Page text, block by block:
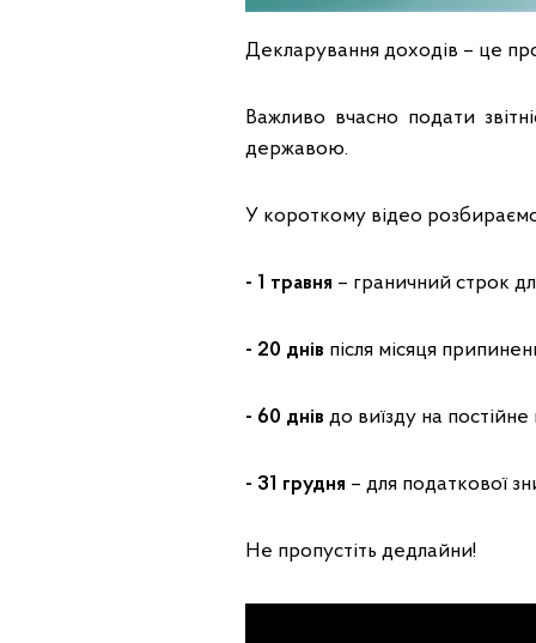
Декларування доходів – це
Важливо вчасно подати
державою.
У короткому відео
- 1 травня – граничний строк
- 20 днів після місяця
- 60 днів до виїзду на
- 31 грудня – для податкової
Не пропустіть дедлайни!